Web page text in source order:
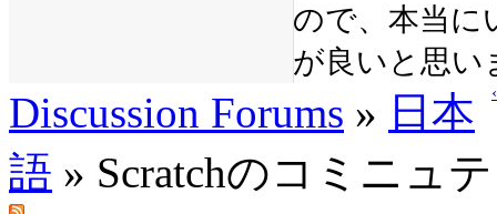
ので、本当に
が良いと思い
Discussion Forums » 日本
語 » Scratchのコミニュ